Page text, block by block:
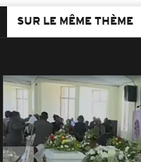
SUR LE MÊME THÈME